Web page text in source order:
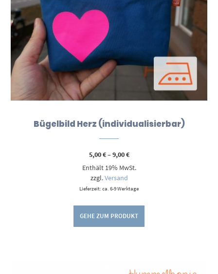
Bügelbild Herz (individualisierbar)
5,00€–9,00€Preisspanne:
bis
Enthält 19% MwSt.
zzgl.Versand
Lieferzeit: ca. 6-9 Werktage
GEHE ZUM PRODUKT